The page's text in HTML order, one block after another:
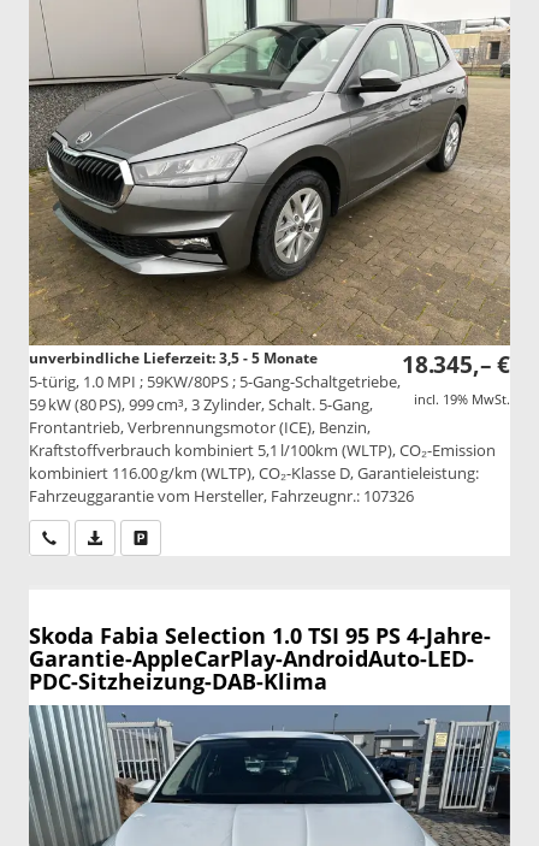
18.345,– €
incl. 19% MwSt.
unverbindliche Lieferzeit: 3,5 - 5 Monate
5-türig, 1.0 MPI ; 59KW/80PS ; 5-Gang-Schaltgetriebe,
59 kW (80 PS), 999 cm³, 3 Zylinder, Schalt. 5-Gang,
Frontantrieb, Verbrennungsmotor (ICE), Benzin,
Kraftstoffverbrauch kombiniert 5,1 l/100km (WLTP), CO₂-Emission
kombiniert 116.00 g/km (WLTP), CO₂-Klasse D, Garantieleistung:
Fahrzeuggarantie vom Hersteller, Fahrzeugnr.: 107326
Wir rufen Sie anPDF-Datei, Fahrzeugexposé drucken
Skoda Fabia Selection 1.0 TSI 95 PS 4-Jahre-
Garantie-AppleCarPlay-AndroidAuto-LED-
PDC-Sitzheizung-DAB-Klima